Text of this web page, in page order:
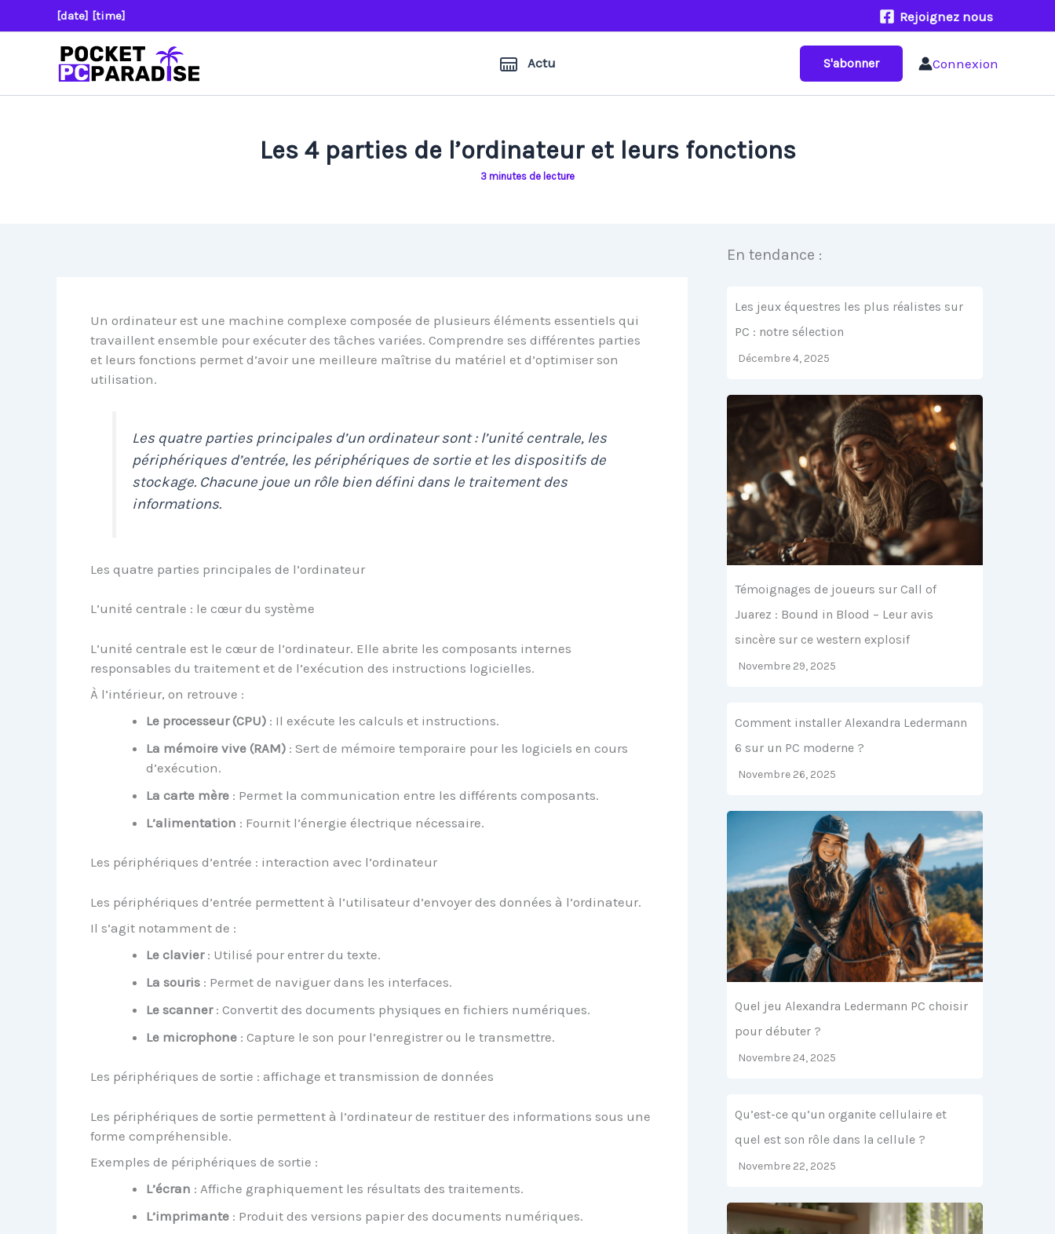
au
[date] [time] Rejoignez nous
Actu S'abonner Connexion
Les 4 parties de l’ordinateur et leurs fonctions
3 minutes de lecture
Un ordinateur est une machine complexe composée de plusieurs éléments essentiels qui
travaillent ensemble pour exécuter des tâches variées. Comprendre ses différentes parties
et leurs fonctions permet d’avoir une meilleure maîtrise du matériel et d’optimiser son
utilisation.
Les quatre parties principales d’un ordinateur sont : l’unité centrale, les
périphériques d’entrée, les périphériques de sortie et les dispositifs de
stockage. Chacune joue un rôle bien défini dans le traitement des
informations.
Les quatre parties principales de l’ordinateur
L’unité centrale : le cœur du système
L’unité centrale est le cœur de l’ordinateur. Elle abrite les composants internes
responsables du traitement et de l’exécution des instructions logicielles.
À l’intérieur, on retrouve :
Le processeur (CPU): Il exécute les calculs et instructions.
La mémoire vive (RAM): Sert de mémoire temporaire pour les logiciels en cours
d’exécution.
La carte mère: Permet la communication entre les différents composants.
L’alimentation : Fournit l’énergie électrique nécessaire.
Les périphériques d’entrée : interaction avec l’ordinateur
Les périphériques d’entrée permettent à l’utilisateur d’envoyer des données à l’ordinateur.
Il s’agit notamment de :
Le clavier: Utilisé pour entrer du texte.
La souris: Permet de naviguer dans les interfaces.
Le scanner: Convertit des documents physiques en fichiers numériques.
Le microphone: Capture le son pour l’enregistrer ou le transmettre.
Les périphériques de sortie : affichage et transmission de données
Les périphériques de sortie permettent à l’ordinateur de restituer des informations sous une
forme compréhensible.
Exemples de périphériques de sortie :
L’écran : Affiche graphiquement les résultats des traitements.
L’imprimante: Produit des versions papier des documents numériques.
En tendance :
Les jeux équestres les plus réalistes sur
PC : notre sélection
Décembre 4, 2025
Témoignages de joueurs sur Call of
Juarez : Bound in Blood – Leur avis
sincère sur ce western explosif
Novembre 29, 2025
Comment installer Alexandra Ledermann
6 sur un PC moderne ?
Novembre 26, 2025
Quel jeu Alexandra Ledermann PC choisir
pour débuter ?
Novembre 24, 2025
Qu’est-ce qu’un organite cellulaire et
quel est son rôle dans la cellule ?
Novembre 22, 2025